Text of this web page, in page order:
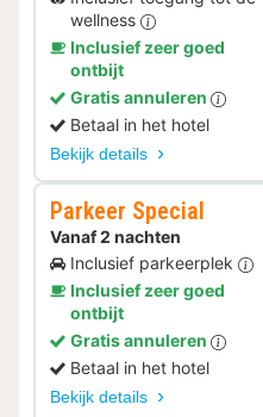
wellness
Inclusief zeer goed
ontbijt
Gratis annuleren
Betaal in het hotel
Bekijk details
Parkeer Special
Vanaf 2 nachten
Inclusief parkeerplek
Inclusief zeer goed
ontbijt
Gratis annuleren
Betaal in het hotel
Bekijk details